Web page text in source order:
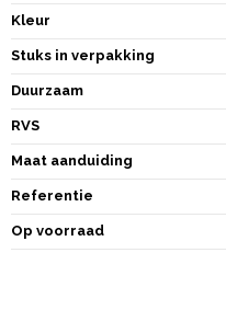
Kleur
Stuks in verpakking
Duurzaam
RVS
Maat aanduiding
Referentie
Op voorraad